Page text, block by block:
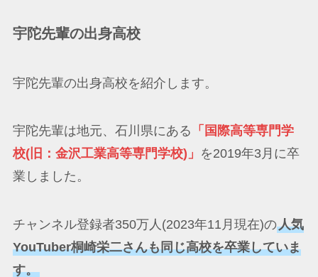
宇陀先輩の出身高校
宇陀先輩の出身高校を紹介します。
宇陀先輩は地元、石川県にある 「国際高等専門学
校(旧：金沢工業高等専門学校)」 を2019年3月に卒
業しました。
チャンネル登録者350万人(2023年11月現在)の人気
YouTuber桐崎栄二さんも同じ高校を卒業していま
す。